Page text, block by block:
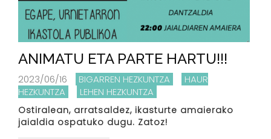
ANIMATU ETA PARTE HARTU!!!
2023/06/16 BIGARREN HEZKUNTZA
HAUR
HEZKUNTZA
LEHEN HEZKUNTZA
Ostiralean, arratsaldez, ikasturte amaierako
jaialdia ospatuko dugu. Zatoz!